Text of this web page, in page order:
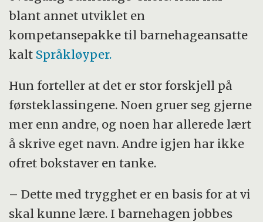
blant annet utviklet en
kompetansepakke til barnehageansatte
kalt Språkløyper.
Hun forteller at det er stor forskjell på
førsteklassingene. Noen gruer seg gjerne
mer enn andre, og noen har allerede lært
å skrive eget navn. Andre igjen har ikke
ofret bokstaver en tanke.
– Dette med trygghet er en basis for at vi
skal kunne lære. I barnehagen jobbes